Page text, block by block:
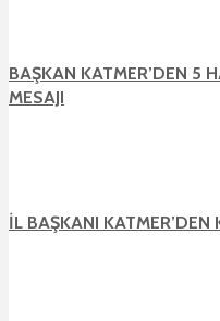
BAŞKAN KATMER’DEN 5
MESAJI
İL BAŞKANI KATMER’DEN